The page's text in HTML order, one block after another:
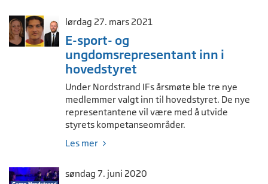
lørdag 27. mars 2021
E-sport- og
ungdomsrepresentant inn i
hovedstyret
Under Nordstrand IFs årsmøte ble tre nye
medlemmer valgt inn til hovedstyret. De nye
representantene vil være med å utvide
styrets kompetanseområder.
Les mer
søndag 7. juni 2020